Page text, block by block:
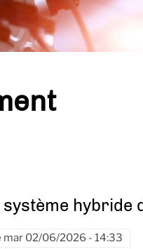
système
mar 02/06/2026 - 14:33